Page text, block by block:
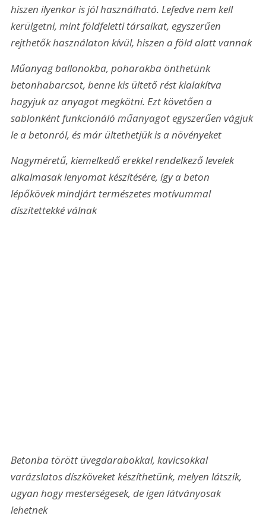
hiszen ilyenkor is jól használható. Lefedve nem kell
kerülgetni, mint földfeletti társaikat, egyszerűen
rejthetők használaton kívül, hiszen a föld alatt vannak
Műanyag ballonokba, poharakba önthetünk
betonhabarcsot, benne kis ültető rést kialakítva
hagyjuk az anyagot megkötni. Ezt követően a
sablonként funkcionáló műanyagot egyszerűen vágjuk
le a betonról, és már ültethetjük is a növényeket
Nagyméretű, kiemelkedő erekkel rendelkező levelek
alkalmasak lenyomat készítésére, így a beton
lépőkövek mindjárt természetes motívummal
díszítettekké válnak
Betonba törött üvegdarabokkal, kavicsokkal
varázslatos díszköveket készíthetünk, melyen látszik,
ugyan hogy mesterségesek, de igen látványosak
lehetnek